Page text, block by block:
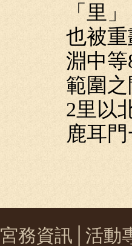
「里
也被
淵中
範圍
2里以
鹿耳
宮務資訊
活動